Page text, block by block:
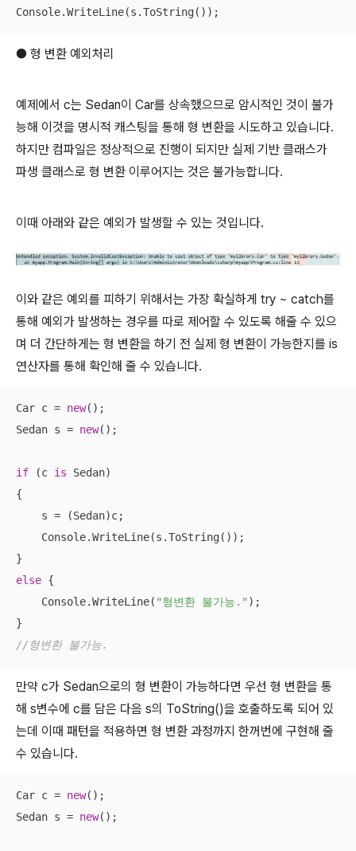
Console.WriteLine(s.ToString());
● 형 변환 예외처리
예제에서 c는 Sedan이 Car를 상속했으므로 암시적인 것이 불가
능해 이것을 명시적 캐스팅을 통해 형 변환을 시도하고 있습니다.
하지만 컴파일은 정상적으로 진행이 되지만 실제 기반 클래스가
파생 클래스로 형 변환 이루어지는 것은 불가능합니다.
이때 아래와 같은 예외가 발생할 수 있는 것입니다.
이와 같은 예외를 피하기 위해서는 가장 확실하게 try ~ catch를
통해 예외가 발생하는 경우를 따로 제어할 수 있도록 해줄 수 있으
며 더 간단하게는 형 변환을 하기 전 실제 형 변환이 가능한지를 is
연산자를 통해 확인해 줄 수 있습니다.
Car c = new();
Sedan s = new();
if (c is Sedan)
{
    s = (Sedan)c;
    Console.WriteLine(s.ToString());
else {
    Console.WriteLine(
"형변환 불가능." );
//형변환 불가능.
만약 c가 Sedan으로의 형 변환이 가능하다면 우선 형 변환을 통
해 s변수에 c를 담은 다음 s의 ToString()을 호출하도록 되어 있
는데 이때 패턴을 적용하면 형 변환 과정까지 한꺼번에 구현해 줄
수 있습니다.
Car c = new();
Sedan s = new();